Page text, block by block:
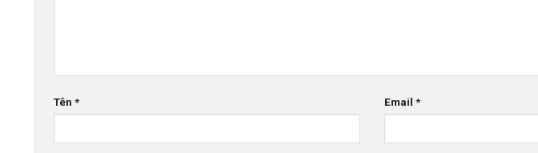
Tên * Email*